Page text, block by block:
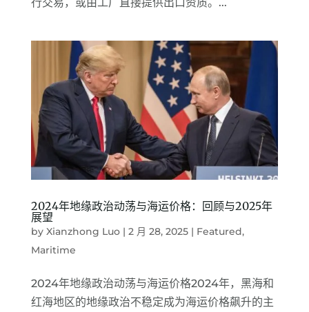
2024年地缘政治动荡与海运价格：回顾与2025年
展望
by Xianzhong Luo| 2 月 28, 2025| Featured,
Maritime
2024年地缘政治动荡与海运价格2024年，黑海和
红海地区的地缘政治不稳定成为海运价格飙升的主